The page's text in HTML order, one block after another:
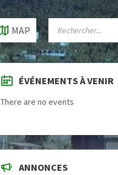
MAP
SEARCH:
ÉVÉNEMENTS À VENIR
There are no events
ANNONCES